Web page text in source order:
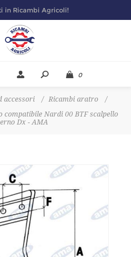
in Ricambi Agricoli!
0
accessori / Ricambi aratro
/
compatibile Nardi 00 BTF scalpello
Dx - AMA